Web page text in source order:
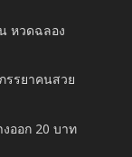
หวดฉลอง
รรยาคนสวย
ออก 20 บาท